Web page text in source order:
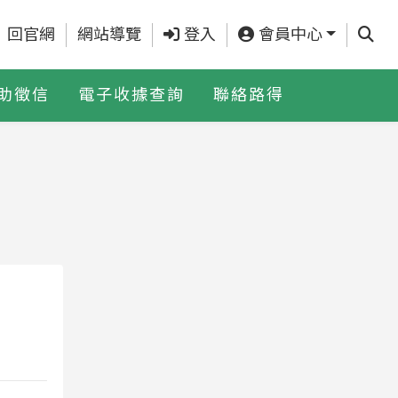
回官網 網站導覽 登入 會員中心 查詢
徵信 電子收據查詢 聯絡路得